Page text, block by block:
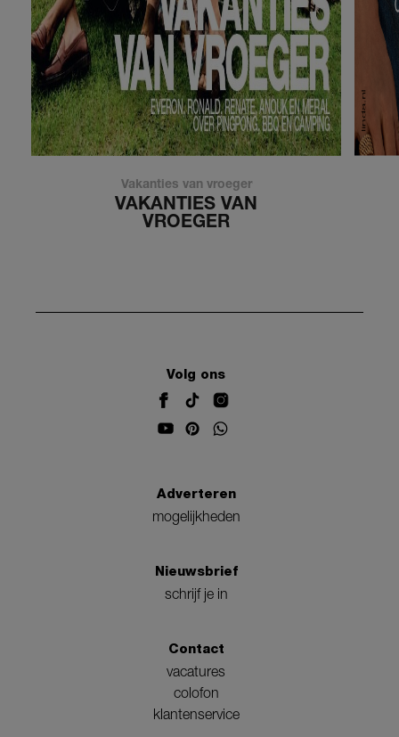
Vakanties van vroeger
VAKANTIES VAN
VROEGER
Volg ons
Adverteren
mogelijkheden
Nieuwsbrief
schrijf je in
Contact
vacatures
colofon
klantenservice